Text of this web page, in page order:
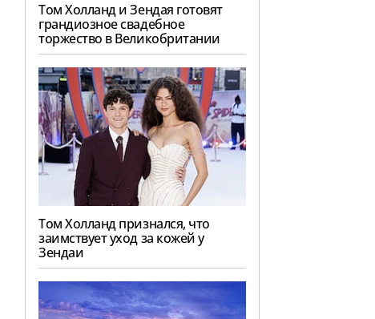
Том Холланд и Зендая готовят
грандиозное свадебное
торжество в Великобритании
Том Холланд признался, что
заимствует уход за кожей у
Зендаи